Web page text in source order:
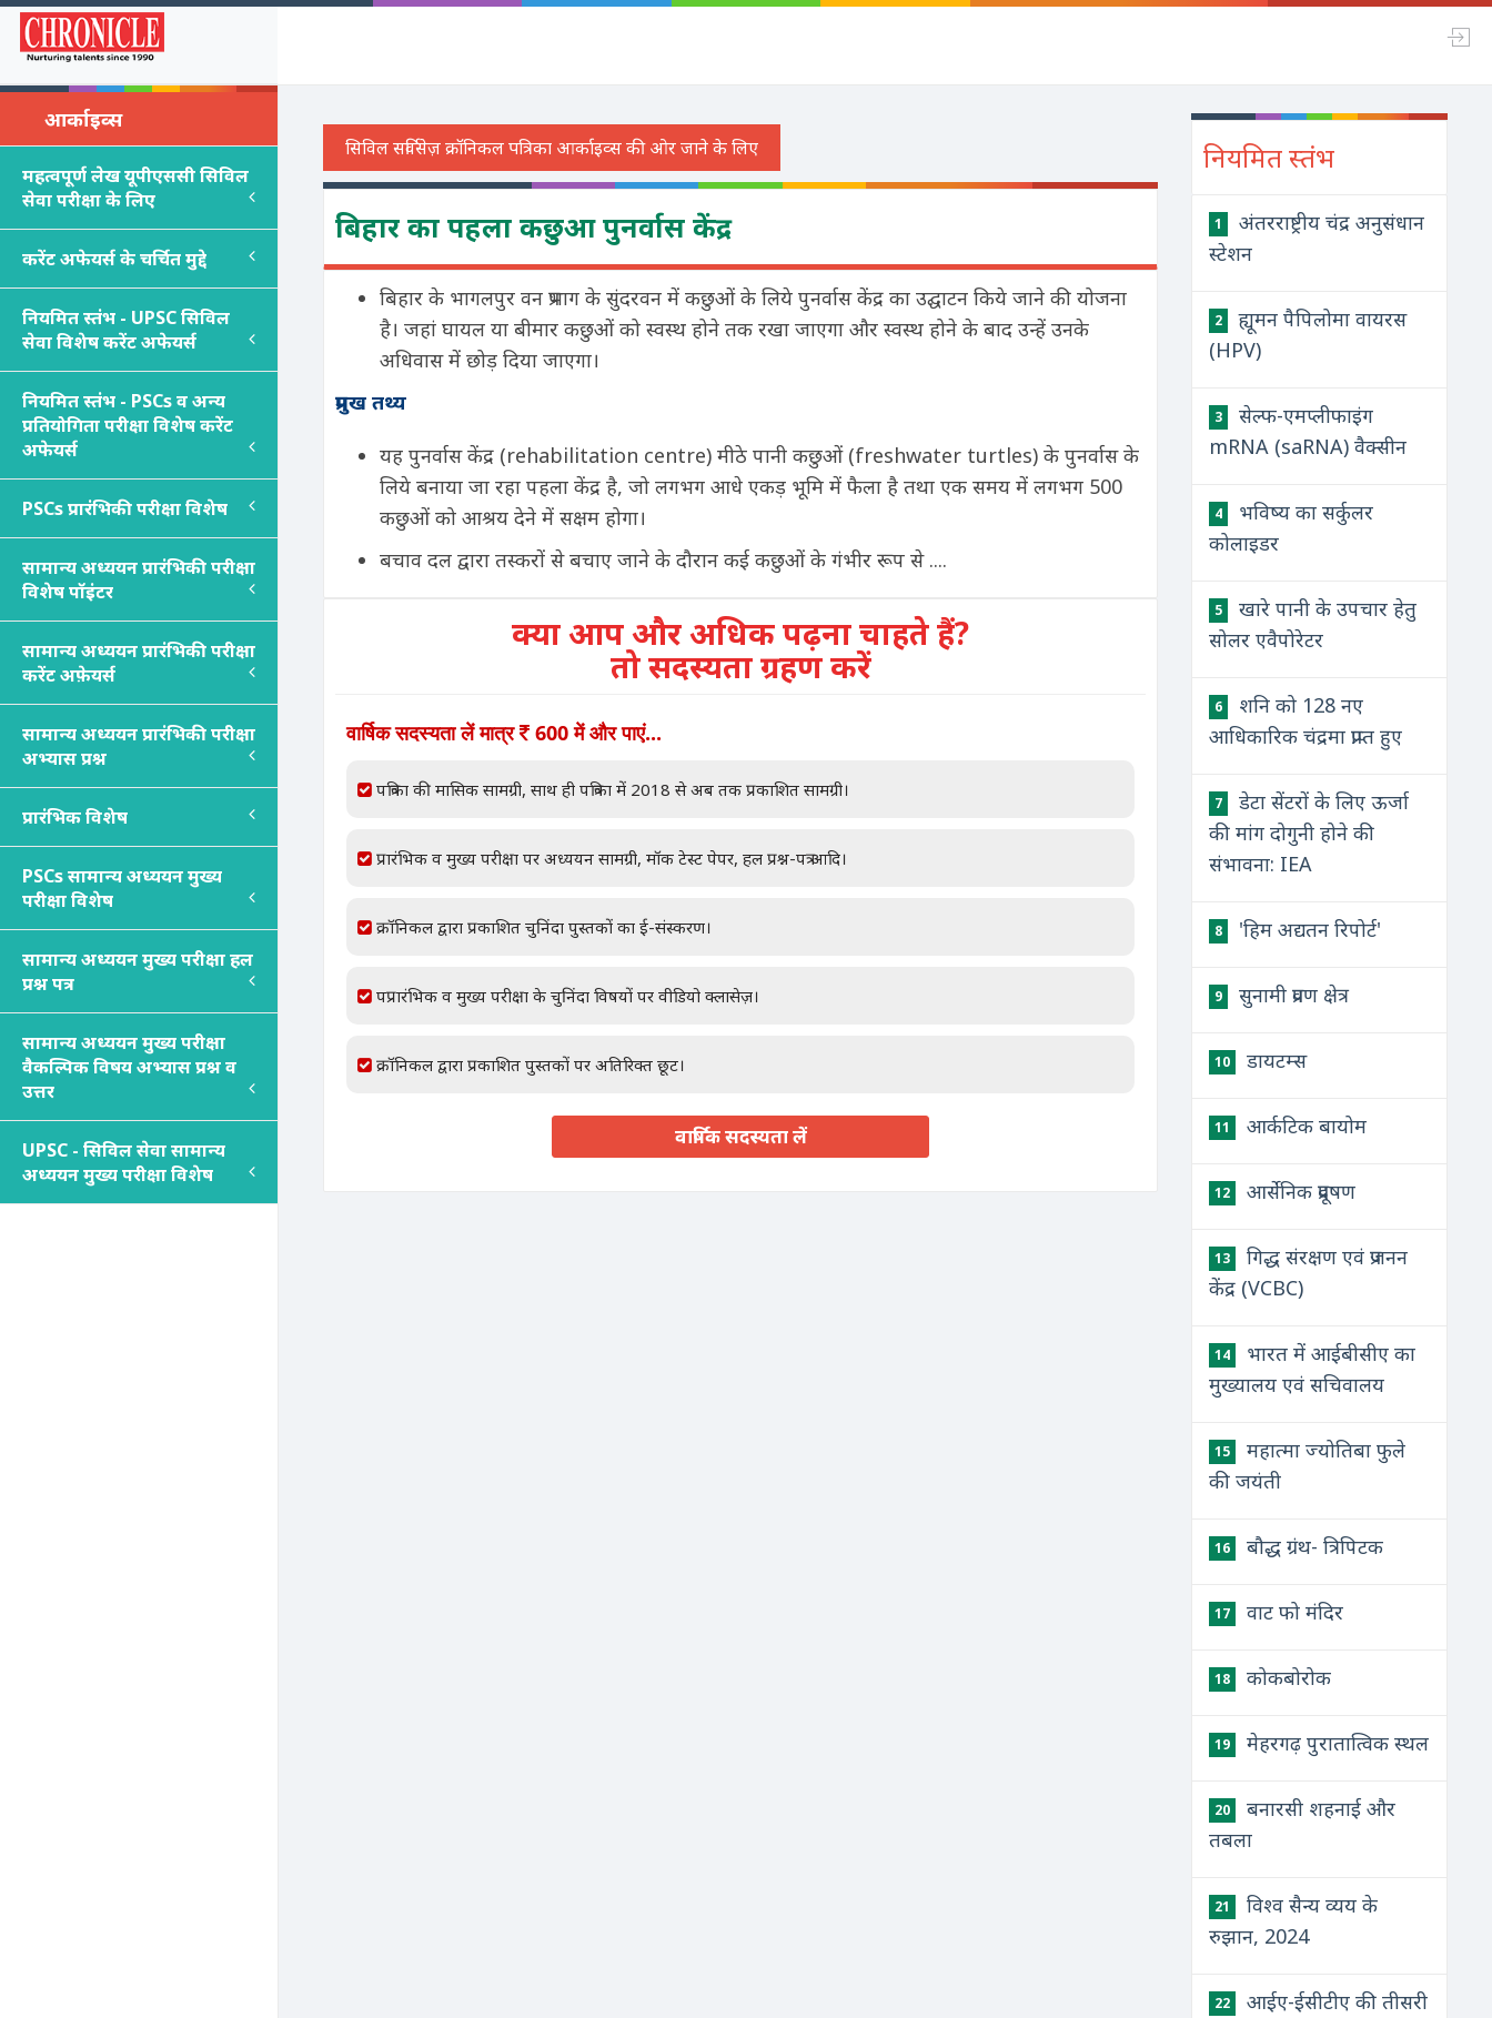
आर्काइव्स
महत्वपूर्ण लेख यूपीएससी सिविल
सेवा परीक्षा के लिए
करेंट अफेयर्स के चर्चित मुद्दे
नियमित स्तंभ - UPSC सिविल
सेवा विशेष करेंट अफेयर्स
नियमित स्तंभ - PSCsव अन्य
प्रतियोगिता परीक्षा विशेष करेंट
अफेयर्स
PSCsप्रारंभिकी परीक्षा विशेष
सामान्य अध्ययन प्रारंभिकी परीक्षा
विशेष पॉइंटर
सामान्य अध्ययन प्रारंभिकी परीक्षा
करेंट अफ़ेयर्स
सामान्य अध्ययन प्रारंभिकी परीक्षा
अभ्यास प्रश्न
प्रारंभिक विशेष
PSCsसामान्य अध्ययन मुख्य
परीक्षा विशेष
सामान्य अध्ययन मुख्य परीक्षा हल
प्रश्न पत्र
सामान्य अध्ययन मुख्य परीक्षा
वैकल्पिक विषय अभ्यास प्रश्न व
उत्तर
UPSC - सिविल सेवा सामान्य
अध्ययन मुख्य परीक्षा विशेष
बिहार का पहला कछुआ पुनर्वास केंद्र
बिहार के भागलपुर वन प्रभाग के सुंदरवन में कछुओं के लिये पुनर्वास केंद्र का उद्घाटन किये जाने की योजना
है। जहां घायल या बीमार कछुओं को स्वस्थ होने तक रखा जाएगा और स्वस्थ होने के बाद उन्हें उनके
अधिवास में छोड़ दिया जाएगा।
प्रमुख तथ्य
यह पुनर्वास केंद्र (rehabilitation centre) मीठे पानी कछुओं (freshwater turtles) के पुनर्वास के
लिये बनाया जा रहा पहला केंद्र है, जो लगभग आधे एकड़ भूमि में फैला है तथा एक समय में लगभग 500
कछुओं को आश्रय देने में सक्षम होगा।
बचाव दल द्वारा तस्करों से बचाए जाने के दौरान कई कछुओं के गंभीर रूप से ....
क्या आप और अधिक पढ़ना चाहते हैं?
तो सदस्यता ग्रहण करें
वार्षिक सदस्यता लें मात्र 600 में और पाएं...
पत्रिका की मासिक सामग्री, साथ ही पत्रिका में 2018 से अब तक प्रकाशित सामग्री।
प्रारंभिक व मुख्य परीक्षा पर अध्ययन सामग्री, मॉक टेस्ट पेपर, हल प्रश्न-पत्र आदि।
क्रॉनिकल द्वारा प्रकाशित चुनिंदा पुस्तकों का ई-संस्करण।
पप्रारंभिक व मुख्य परीक्षा के चुनिंदा विषयों पर वीडियो क्लासेज़।
क्रॉनिकल द्वारा प्रकाशित पुस्तकों पर अतिरिक्त छूट।
वार्षिक सदस्यता लें
नियमित स्तंभ
1
अंतरराष्ट्रीय चंद्र अनुसंधान
स्टेशन
2
ह्यूमन पैपिलोमा वायरस
(HPV)
3
सेल्फ-एमप्लीफाइंग
mRNA (saRNA) वैक्सीन
4
भविष्य का सर्कुलर
कोलाइडर
5
खारे पानी के उपचार हेतु
सोलर एवैपोरेटर
6
शनि को 128 नए
आधिकारिक चंद्रमा प्राप्त हुए
7
डेटा सेंटरों के लिए ऊर्जा
की मांग दोगुनी होने की
संभावना: IEA
8 'हिम अद्यतन रिपोर्ट'
9 सुनामी प्रवण क्षेत्र
10 डायटम्स
11 आर्कटिक बायोम
12 आर्सेनिक प्रदूषण
13
गिद्ध संरक्षण एवं प्रजनन
केंद्र (VCBC)
14
भारत में आईबीसीए का
मुख्यालय एवं सचिवालय
15
महात्मा ज्योतिबा फुले
की जयंती
16 बौद्ध ग्रंथ- त्रिपिटक
17 वाट फो मंदिर
18 कोकबोरोक
19 मेहरगढ़ पुरातात्विक स्थल
20
बनारसी शहनाई और
तबला
21
विश्व सैन्य व्यय के
रुझान, 2024
22
आईए-ईसीटीए की तीसरी